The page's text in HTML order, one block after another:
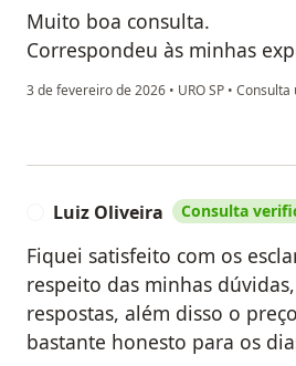
Muito boa consulta.
Correspondeu às minhas
3 de fevereiro de 2026 • URO SP • Consulta
Luiz Oliveira Consulta
Fiquei satisfeito com os
respeito das minhas
respostas, além disso o
bastante honesto para os